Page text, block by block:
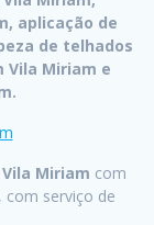
aplicação de
de telhados
Vila Miriam e
Miriam com
serviço de